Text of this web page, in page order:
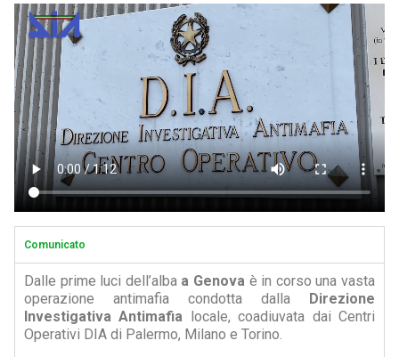
Comunicato
Dalle prime luci dell’alba a Genova è in corso una vasta
operazione antimafia condotta dalla Direzione
Investigativa Antimafia locale, coadiuvata dai Centri
Operativi DIA di Palermo, Milano e Torino.